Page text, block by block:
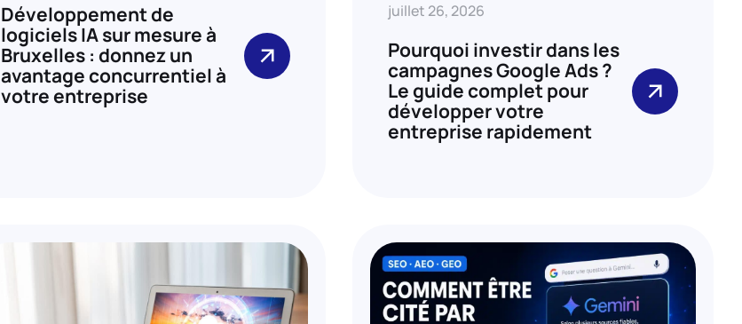
Développement de
logiciels IA sur mesure à
Bruxelles : donnez un
avantage concurrentiel à
votre entreprise
juillet 26, 2026
Pourquoi investir dans les
campagnes Google Ads ?
Le guide complet pour
développer votre
entreprise rapidement